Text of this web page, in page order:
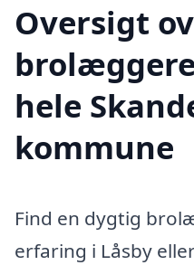
Oversigt
hele
kommune
Find en dygtig
erfaring i Låsby